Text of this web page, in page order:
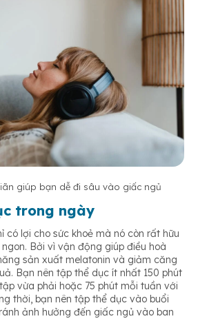
giúp bạn dễ đi sâu vào giấc ngủ
trong ngày
có lợi cho sức khoẻ mà nó còn rất hữu
Bởi vì vận động giúp điều hoà
sản xuất melatonin và giảm căng
Bạn nên tập thể dục ít nhất 150 phút
vừa phải hoặc 75 phút mỗi tuần với
thời, bạn nên tập thể dục vào buổi
ảnh hưởng đến giấc ngủ vào ban